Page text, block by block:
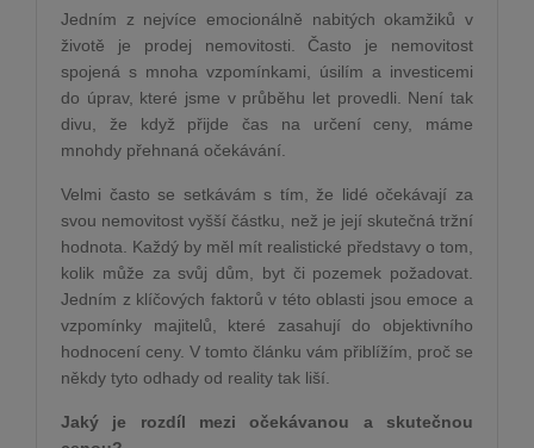
Jedním z nejvíce emocionálně nabitých okamžiků v
životě je prodej nemovitosti. Často je nemovitost
spojená s mnoha vzpomínkami, úsilím a investicemi
do úprav, které jsme v průběhu let provedli. Není tak
divu, že když přijde čas na určení ceny, máme
mnohdy přehnaná očekávání.
Velmi často se setkávám s tím, že lidé očekávají za
svou nemovitost vyšší částku, než je její skutečná tržní
hodnota. Každý by měl mít realistické představy o tom,
kolik může za svůj dům, byt či pozemek požadovat.
Jedním z klíčových faktorů v této oblasti jsou emoce a
vzpomínky majitelů, které zasahují do objektivního
hodnocení ceny. V tomto článku vám přiblížím, proč se
někdy tyto odhady od reality tak liší.
Jaký je rozdíl mezi očekávanou a skutečnou